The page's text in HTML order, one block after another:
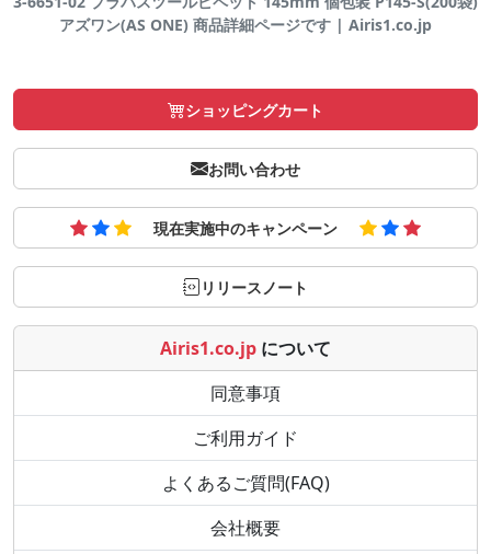
アズワン(AS ONE) 商品詳細ページです | Airis1.co.jp
ショッピングカート
お問い合わせ
現在実施中のキャンペーン
リリースノート
Airis1.co.jp について
同意事項
ご利用ガイド
よくあるご質問(FAQ)
会社概要